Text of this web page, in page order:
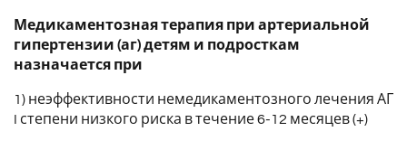
Медикаментозная терапия при артериальной
гипертензии (аг) детям и подросткам
назначается при
1) неэффективности немедикаментозного лечения АГ
I степени низкого риска в течение 6-12 месяцев (+)